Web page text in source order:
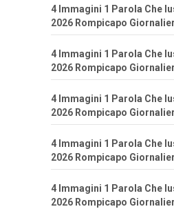
4 Immagini 1 Parola Che
2026 Rompicapo
4 Immagini 1 Parola Che
2026 Rompicapo
4 Immagini 1 Parola Che
2026 Rompicapo
4 Immagini 1 Parola Che
2026 Rompicapo
4 Immagini 1 Parola Che
2026 Rompicapo